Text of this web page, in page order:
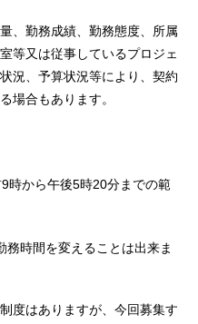
、勤務成績、勤務態度、所属
等又は従事しているプロジェ
況、予算状況等により、契約
場合もあります。
時から午後5時20分までの範
時間を変えることは出来ま
度はありますが、今回募集す